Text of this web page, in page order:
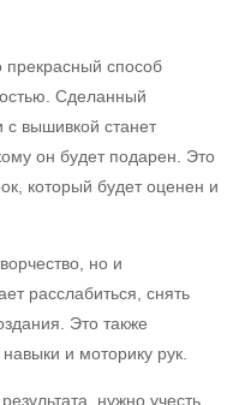
способ
Сделанный
вышивкой станет
он будет подарен. Это
который будет оценен и
но и
расслабиться, снять
Это также
и моторику рук.
нужно учесть